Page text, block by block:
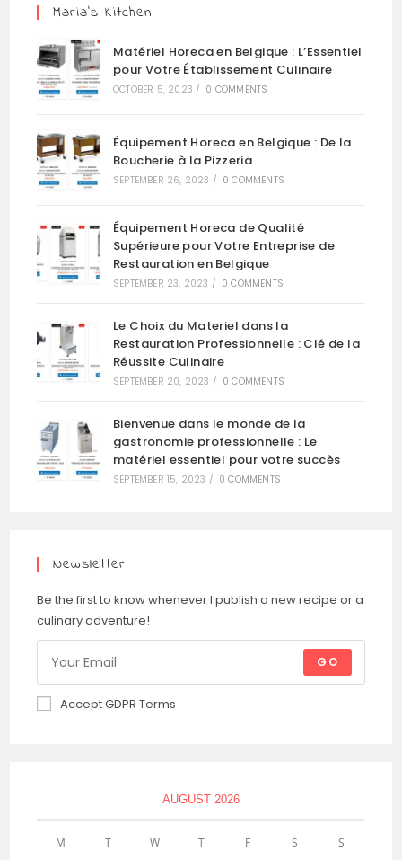
Maria’s Kitchen
Matériel Horeca en Belgique : L’Essentiel
pour Votre Établissement Culinaire
OCTOBER 5, 2023 / 0 COMMENTS
Équipement Horeca en Belgique : De la
Boucherie à la Pizzeria
SEPTEMBER 26, 2023 / 0 COMMENTS
Équipement Horeca de Qualité
Supérieure pour Votre Entreprise de
Restauration en Belgique
SEPTEMBER 23, 2023 / 0 COMMENTS
Le Choix du Materiel dans la
Restauration Professionnelle : Clé de la
Réussite Culinaire
SEPTEMBER 20, 2023 / 0 COMMENTS
Bienvenue dans le monde de la
gastronomie professionnelle : Le
matériel essentiel pour votre succès
SEPTEMBER 15, 2023 / 0 COMMENTS
Newsletter
Be the first to know whenever I publish a new recipe or a
culinary adventure!
GO
Accept GDPR Terms
AUGUST 2026
M T W T F S S